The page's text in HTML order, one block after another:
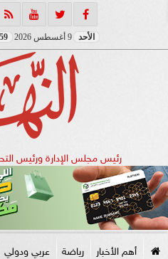
الأحد
رئيس مجلس الإدارة ورئيس
أهم الأخبار رياضة عربي ودولي